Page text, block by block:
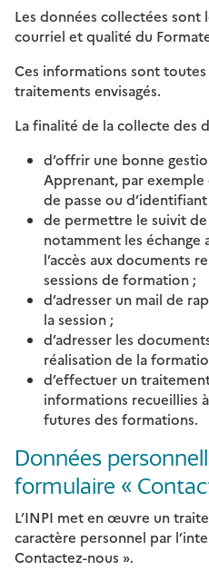
Les données collectées sont
courriel et qualité du
Ces informations sont
traitements envisagés.
La finalité de la collecte des
d’offrir une bonne
Apprenant, par
de passe ou d’identifiant
de permettre le suivit
notamment les échange
l’accès aux documents
sessions de formation ;
d’adresser un mail de
la session ;
d’adresser les
réalisation de la
d’effectuer un
informations recueillies
futures des formations.
Données
formulaire «
L’INPI met en œuvre un
caractère personnel par
Contactez-nous ».